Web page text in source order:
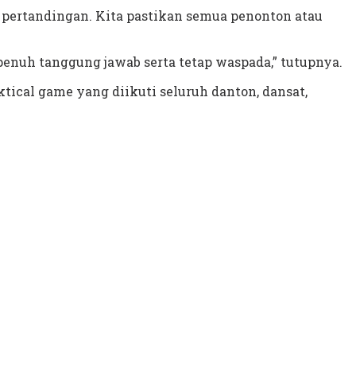
Kita pastikan semua penonton atau
tanggung jawab serta tetap waspada,” tutupnya.
game yang diikuti seluruh danton, dansat,